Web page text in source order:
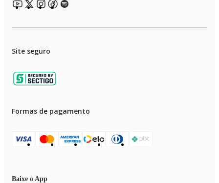
Site seguro
Formas de pagamento
Baixe o App